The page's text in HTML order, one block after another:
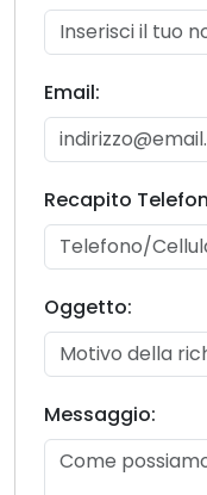
Email:
Recapito
Oggetto:
Messaggio: